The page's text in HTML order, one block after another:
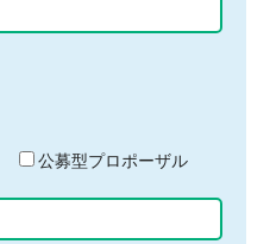
公募型プロポーザル